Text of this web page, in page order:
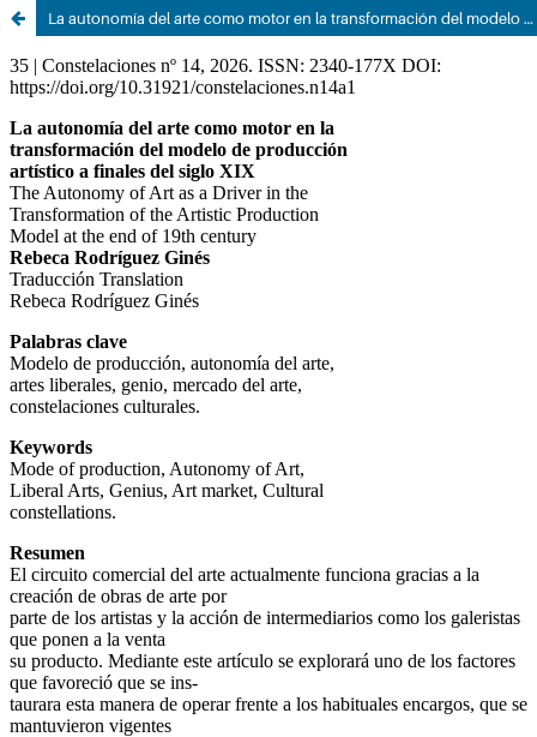
La autonomía del arte como motor en la transformación del modelo de producción artístico a finales del siglo XIX